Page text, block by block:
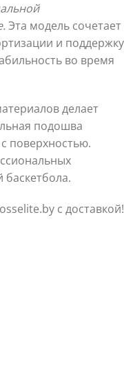
Эта модель сочетает
и поддержку
во время
делает
подошва
поверхностью.
баскетбола.
с доставкой!